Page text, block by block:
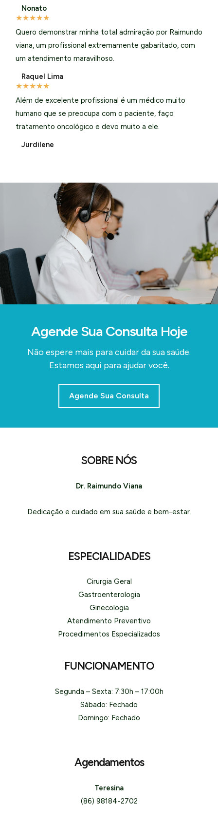
Nonato
★★★★★
Quero demonstrar minha total admiração por Raimundo
viana, um profissional extremamente gabaritado, com
um atendimento maravilhoso.
Raquel Lima
★★★★★
Além de excelente profissional é um médico muito
humano que se preocupa com o paciente, faço
tratamento oncológico e devo muito a ele.
Jurdilene
Agende Sua Consulta Hoje
Não espere mais para cuidar da sua saúde.
Estamos aqui para ajudar você.
Agende Sua Consulta
SOBRE NÓS
Dr. Raimundo Viana
Dedicação e cuidado em sua saúde e bem-estar.
ESPECIALIDADES
Cirurgia Geral
Gastroenterologia
Ginecologia
Atendimento Preventivo
Procedimentos Especializados
FUNCIONAMENTO
Segunda – Sexta: 7:30h – 17:00h
Sábado: Fechado
Domingo: Fechado
Agendamentos
Teresina
(86) 98184-2702